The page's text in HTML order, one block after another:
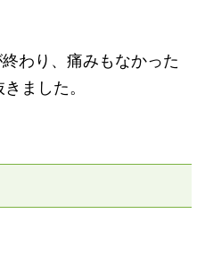
わり、痛みもなかった
ました。